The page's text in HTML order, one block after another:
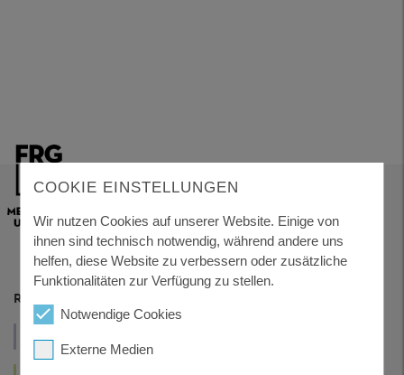
RESSORTS
VERWALTUNG
UND POLITIK
UND TOURISMUS
COOKIE EINSTELLUNGEN
Wir nutzen Cookies auf unserer Website. Einige von
ihnen sind technisch notwendig, während andere uns
helfen, diese Website zu verbessern oder zusätzliche
Funktionalitäten zur Verfügung zu stellen.
Notwendige Cookies
Externe Medien